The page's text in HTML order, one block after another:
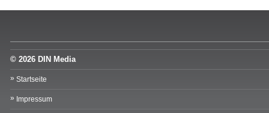
© 2026 DIN Media
Startseite
Impressum